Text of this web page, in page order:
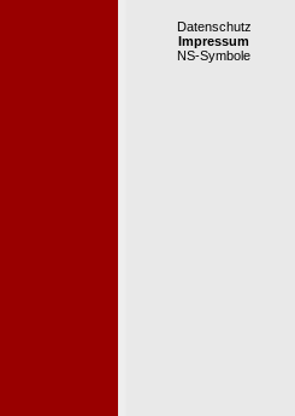
Datenschutz
Impressum
NS-Symbole